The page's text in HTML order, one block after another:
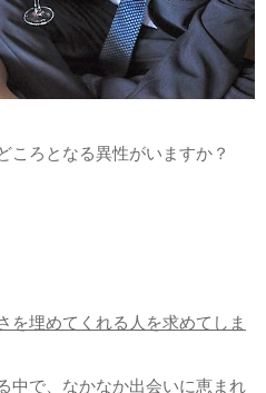
ころとなる異性がいますか？
を埋めてくれる人を求めてしま
中で、なかなか出会いに恵まれ